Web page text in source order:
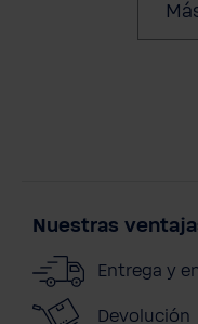
Nuestras
Entrega y
Devolución